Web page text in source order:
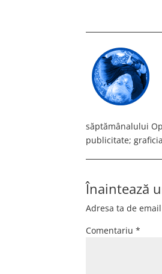
săptămânalului
publicitate;
Înaintează
Adresa ta de
Comentariu *